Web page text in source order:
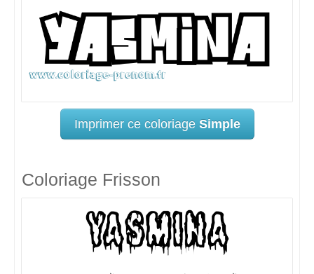
Imprimer ce coloriage Simple
Coloriage Frisson